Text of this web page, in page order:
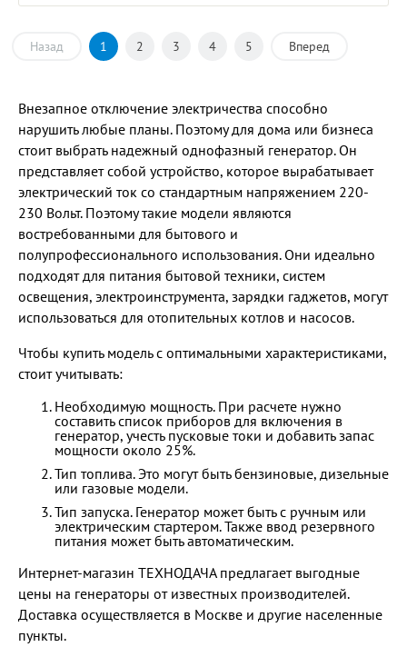
Назад 1 2 3 4 5 Вперед
Внезапное отключение электричества способно
нарушить любые планы. Поэтому для дома или бизнеса
стоит выбрать надежный однофазный генератор. Он
представляет собой устройство, которое вырабатывает
электрический ток со стандартным напряжением 220-
230 Вольт. Поэтому такие модели являются
востребованными для бытового и
полупрофессионального использования. Они идеально
подходят для питания бытовой техники, систем
освещения, электроинструмента, зарядки гаджетов, могут
использоваться для отопительных котлов и насосов.
Чтобы купить модель с оптимальными характеристиками,
стоит учитывать:
Необходимую мощность. При расчете нужно
составить список приборов для включения в
генератор, учесть пусковые токи и добавить запас
мощности около 25%.
Тип топлива. Это могут быть бензиновые, дизельные
или газовые модели.
Тип запуска. Генератор может быть с ручным или
электрическим стартером. Также ввод резервного
питания может быть автоматическим.
Интернет-магазин ТЕХНОДАЧА предлагает выгодные
цены на генераторы от известных производителей.
Доставка осуществляется в Москве и другие населенные
пункты.